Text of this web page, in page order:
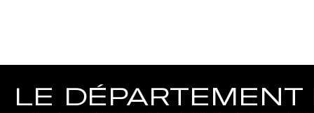
LE DÉPARTEMENT